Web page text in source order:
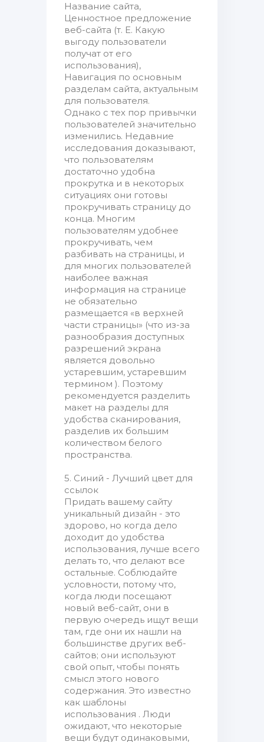
Название сайта,
Ценностное предложение
веб-сайта (т. Е. Какую
выгоду пользователи
получат от его
использования),
Навигация по основным
разделам сайта, актуальным
для пользователя.
Однако с тех пор привычки
пользователей значительно
изменились. Недавние
исследования доказывают,
что пользователям
достаточно удобна
прокрутка и в некоторых
ситуациях они готовы
прокручивать страницу до
конца. Многим
пользователям удобнее
прокручивать, чем
разбивать на страницы, и
для многих пользователей
наиболее важная
информация на странице
не обязательно
размещается «в верхней
части страницы» (что из-за
разнообразия доступных
разрешений экрана
является довольно
устаревшим, устаревшим
термином ). Поэтому
рекомендуется разделить
макет на разделы для
удобства сканирования,
разделив их большим
количеством белого
пространства.
5. Синий - Лучший цвет для
ссылок
Придать вашему сайту
уникальный дизайн - это
здорово, но когда дело
доходит до удобства
использования, лучше всего
делать то, что делают все
остальные. Соблюдайте
условности, потому что,
когда люди посещают
новый веб-сайт, они в
первую очередь ищут вещи
там, где они их нашли на
большинстве других веб-
сайтов; они используют
свой опыт, чтобы понять
смысл этого нового
содержания. Это известно
как шаблоны
использования . Люди
ожидают, что некоторые
вещи будут одинаковыми,